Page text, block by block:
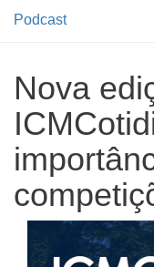
Podcast
Nova